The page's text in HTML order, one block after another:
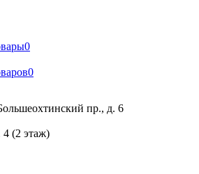
0
0
пр., д. 6
4 (2 этаж)